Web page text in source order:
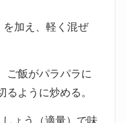
加え、軽く混ぜ
ご飯がパラパラに
るように炒める。